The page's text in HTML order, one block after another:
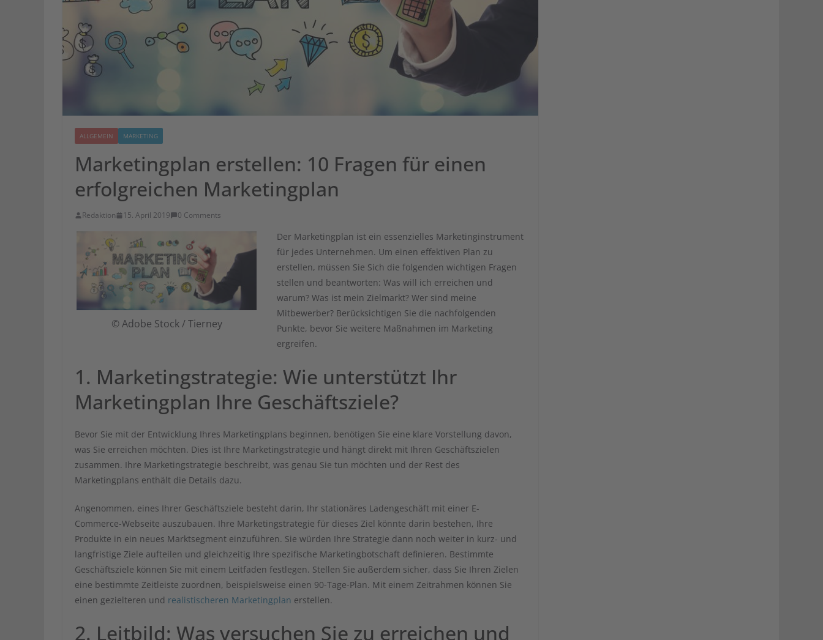
ALLGEMEIN MARKETING
Marketingplan erstellen: 10 Fragen für einen
erfolgreichen Marketingplan
Redaktion 15. April 2019 0 Comments
© Adobe Stock / Tierney
Der Marketingplan ist ein essenzielles Marketinginstrument
für jedes Unternehmen. Um einen effektiven Plan zu
erstellen, müssen Sie Sich die folgenden wichtigen Fragen
stellen und beantworten: Was will ich erreichen und
warum? Was ist mein Zielmarkt? Wer sind meine
Mitbewerber? Berücksichtigen Sie die nachfolgenden
Punkte, bevor Sie weitere Maßnahmen im Marketing
ergreifen.
1. Marketingstrategie: Wie unterstützt Ihr
Marketingplan Ihre Geschäftsziele?
Bevor Sie mit der Entwicklung Ihres Marketingplans beginnen, benötigen Sie eine klare Vorstellung davon,
was Sie erreichen möchten. Dies ist Ihre Marketingstrategie und hängt direkt mit Ihren Geschäftszielen
zusammen. Ihre Marketingstrategie beschreibt, was genau Sie tun möchten und der Rest des
Marketingplans enthält die Details dazu.
Angenommen, eines Ihrer Geschäftsziele besteht darin, Ihr stationäres Ladengeschäft mit einer E-
Commerce-Webseite auszubauen. Ihre Marketingstrategie für dieses Ziel könnte darin bestehen, Ihre
Produkte in ein neues Marktsegment einzuführen. Sie würden Ihre Strategie dann noch weiter in kurz- und
langfristige Ziele aufteilen und gleichzeitig Ihre spezifische Marketingbotschaft definieren. Bestimmte
Geschäftsziele können Sie mit einem Leitfaden festlegen. Stellen Sie außerdem sicher, dass Sie Ihren Zielen
eine bestimmte Zeitleiste zuordnen, beispielsweise einen 90-Tage-Plan. Mit einem Zeitrahmen können Sie
einen gezielteren und realistischeren Marketingplan erstellen.
2. Leitbild: Was versuchen Sie zu erreichen und